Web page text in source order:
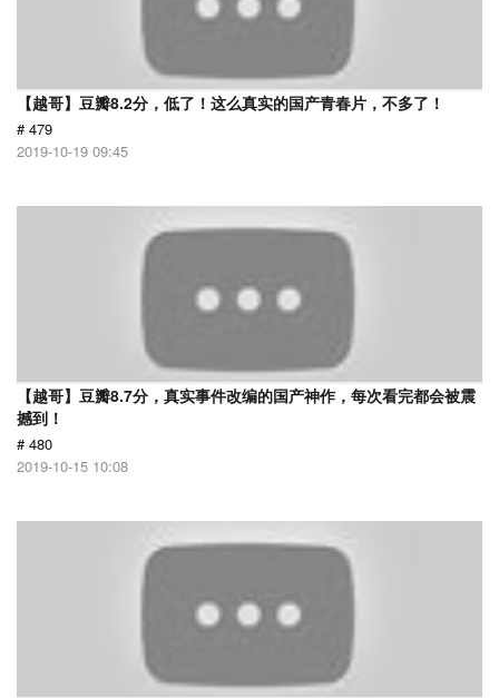
【越哥】豆瓣8.2分，低了！这么真实的国产青春片，不多了！
# 479
2019-10-19 09:45
【越哥】豆瓣8.7分，真实事件改编的国产神作，每次看完都会被震
撼到！
# 480
2019-10-15 10:08